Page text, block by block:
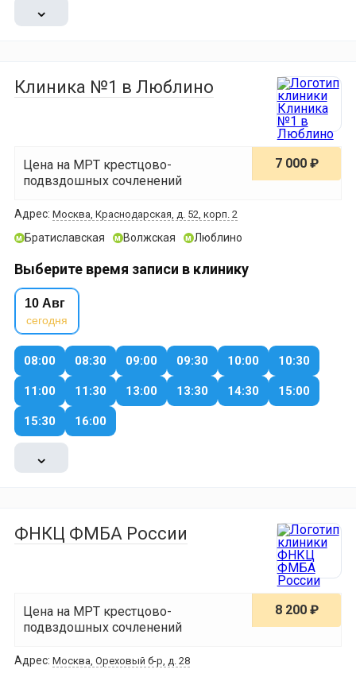
⌄
Клиника №1 в Люблино
Цена на МРТ крестцово-
подвздошных сочленений
7 000 ₽
Адрес: Москва, Краснодарская, д. 52, корп. 2
м Братиславская м Волжская м Люблино
Выберите время записи в клинику
10 Авг
сегодня
08:00 08:30 09:00 09:30 10:00 10:30
11:00 11:30 13:00 13:30 14:30 15:00
15:30 16:00
⌄
ФНКЦ ФМБА России
Цена на МРТ крестцово-
подвздошных сочленений
8 200 ₽
Адрес: Москва, Ореховый б-р, д. 28